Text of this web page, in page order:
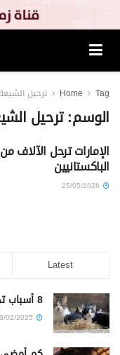
Home Tag ترحيل
الوسم:ترحيل
الإمارات ترحل الآلاف
الباكستانيين
Latest
8 أسباب تجعل القطة تأكل صغارها